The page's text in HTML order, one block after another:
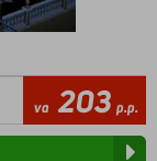
va 203 p.p.